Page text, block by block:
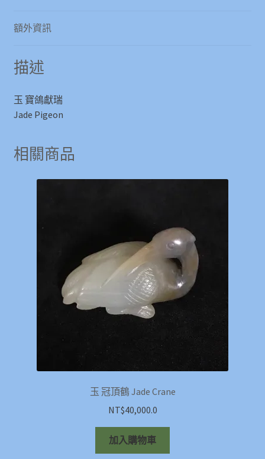
額外資訊
描述
玉 寶鴿獻瑞
Jade Pigeon
相關商品
玉 冠頂鶴 Jade Crane
NT$40,000.0
加入購物車